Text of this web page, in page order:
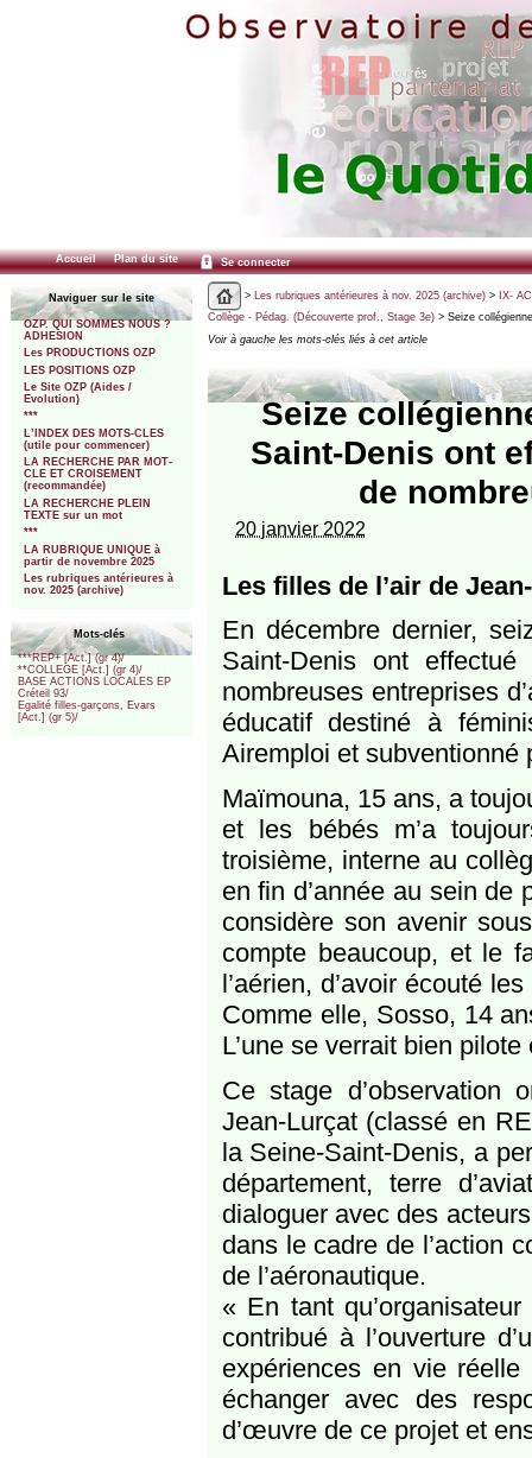
Accueil Plan du site Se connecter
Naviguer sur le site
OZP. QUI SOMMES NOUS ?
ADHESION
Les PRODUCTIONS OZP
LES POSITIONS OZP
Le Site OZP (Aides /
Evolution)
***
L’INDEX DES MOTS-CLES
(utile pour commencer)
LA RECHERCHE PAR MOT-
CLE ET CROISEMENT
(recommandée)
LA RECHERCHE PLEIN
TEXTE sur un mot
***
LA RUBRIQUE UNIQUE à
partir de novembre 2025
Les rubriques antérieures à
nov. 2025 (archive)
Mots-clés
***REP+ [Act.] (gr 4)/
**COLLEGE [Act.] (gr 4)/
BASE ACTIONS LOCALES EP
Créteil 93/
Egalité filles-garçons, Evars
[Act.] (gr 5)/
> Les rubriques antérieures à nov. 2025 (archive)> IX-
Collège - Pédag. (Découverte prof., Stage 3e)> Seize
Voir à gauche les mots-clés liés à cet article
Seize
Saint-Denis ont
de
20 janvier 2022
Les filles de l’air de
En décembre dernier,
Saint-Denis ont
nombreuses entreprises
éducatif destiné à
Airemploi et subventionné
Maïmouna, 15 ans, a
et les bébés m’a
troisième, interne au
en fin d’année au sein de
considère son avenir
compte beaucoup, et le
l’aérien, d’avoir écouté
Comme elle, Sosso, 14
L’une se verrait bien
Ce stage d’observation
Jean-Lurçat (classé en
la Seine-Saint-Denis, a
département, terre
dialoguer avec des
dans le cadre de l’action
de l’aéronautique.
« En tant
contribué à l’ouverture
expériences en vie
échanger avec des
d’œuvre de ce projet et